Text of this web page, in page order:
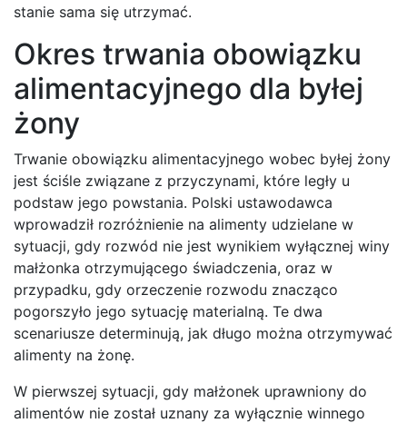
stanie sama się utrzymać.
Okres trwania obowiązku
alimentacyjnego dla byłej
żony
Trwanie obowiązku alimentacyjnego wobec byłej żony
jest ściśle związane z przyczynami, które legły u
podstaw jego powstania. Polski ustawodawca
wprowadził rozróżnienie na alimenty udzielane w
sytuacji, gdy rozwód nie jest wynikiem wyłącznej winy
małżonka otrzymującego świadczenia, oraz w
przypadku, gdy orzeczenie rozwodu znacząco
pogorszyło jego sytuację materialną. Te dwa
scenariusze determinują, jak długo można otrzymywać
alimenty na żonę.
W pierwszej sytuacji, gdy małżonek uprawniony do
alimentów nie został uznany za wyłącznie winnego